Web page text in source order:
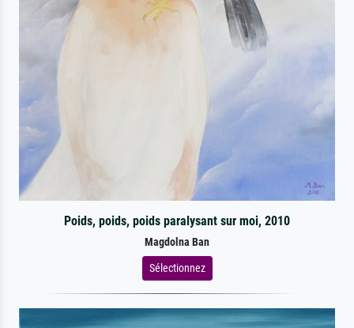
Poids, poids, poids paralysant sur moi, 2010
Magdolna Ban
Sélectionnez